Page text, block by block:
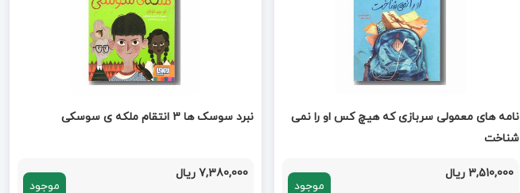
نامه های معمولی سربازی که هیچ کس او را نمی
شناخت
3,510,000 ریال
موجود
نبرد سوسک ها 3 انتقام ملکه ی سوسکی
7,380,000 ریال
موجود